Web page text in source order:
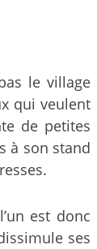
le village
qui veulent
de petites
à son stand
est donc
ses